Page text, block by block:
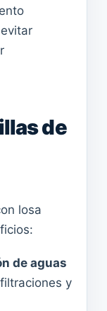
de
losa
de aguas
y